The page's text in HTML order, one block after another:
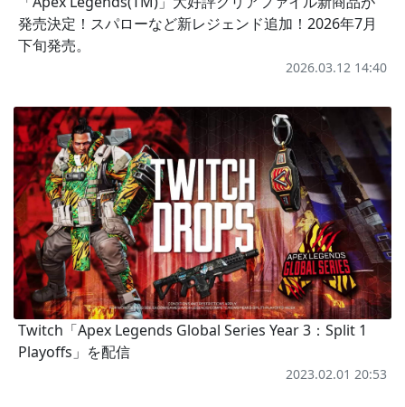
発売決定！スパローなど新レジェンド追加！2026年7月
下旬発売。
2026.03.12 14:40
Twitch「Apex Legends Global Series Year 3：Split 1
Playoffs」を配信
2023.02.01 20:53